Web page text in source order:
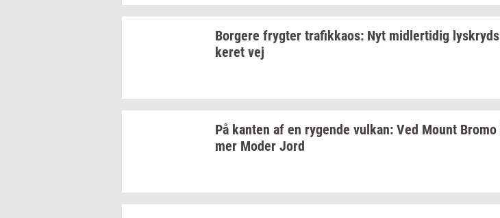
Bor­ge­re fryg­ter tra­fik­ka­os: Nyt mid­ler­ti­dig lys­kryds
ke­ret vej
På kan­ten af en ry­gen­de vulkan: Ved Mount Bromo
mer Moder Jord